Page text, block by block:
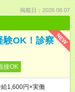
掲載日：2026.08.07
NEW
験OK！診察
接OK
1,600円×実働